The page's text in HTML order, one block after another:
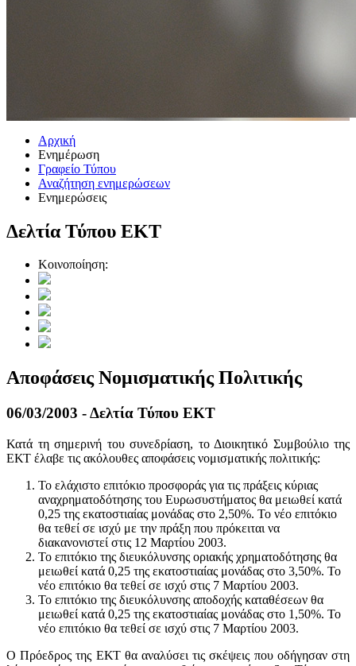
Αρχική
Ενημέρωση
Γραφείο Τύπου
Αναζήτηση ενημερώσεων
Ενημερώσεις
Δελτία Τύπου ΕΚΤ
Κοινοποίηση:
Αποφάσεις Νομισματικής Πολιτικής
06/03/2003 - Δελτία Τύπου ΕΚΤ
Κατά τη σημερινή του συνεδρίαση, το Διοικητικό Συμβούλιο της
ΕΚΤ έλαβε τις ακόλουθες αποφάσεις νομισματικής πολιτικής:
Το ελάχιστο επιτόκιο προσφοράς για τις πράξεις κύριας
αναχρηματοδότησης του Ευρωσυστήματος θα μειωθεί κατά
0,25 της εκατοστιαίας μονάδας στο 2,50%. Το νέο επιτόκιο
θα τεθεί σε ισχύ με την πράξη που πρόκειται να
διακανονιστεί στις 12 Μαρτίου 2003.
Το επιτόκιο της διευκόλυνσης οριακής χρηματοδότησης θα
μειωθεί κατά 0,25 της εκατοστιαίας μονάδας στο 3,50%. Το
νέο επιτόκιο θα τεθεί σε ισχύ στις 7 Μαρτίου 2003.
Το επιτόκιο της διευκόλυνσης αποδοχής καταθέσεων θα
μειωθεί κατά 0,25 της εκατοστιαίας μονάδας στο 1,50%. Το
νέο επιτόκιο θα τεθεί σε ισχύ στις 7 Μαρτίου 2003.
Ο Πρόεδρος της ΕΚΤ θα αναλύσει τις σκέψεις που οδήγησαν στη